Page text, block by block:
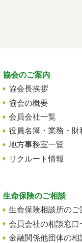
協会のご案内
協会長挨拶
協会の概要
会員会社一覧
役員名簿・業務・
地方事務室一覧
リクルート情報
生命保険のご相談
生命保険相談所のご
会員会社の相談窓口
金融関係他団体の相